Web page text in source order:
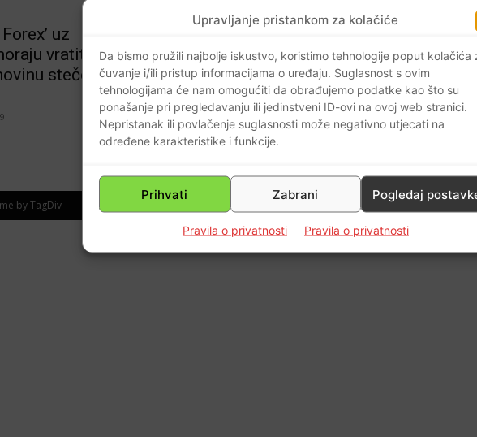
Upravljanje pristankom za kolačiće
Da bismo pružili najbolje iskustvo, koristimo tehnologije poput kolačića
čuvanje i/ili pristup informacijama o uređaju. Suglasnost s ovim
tehnologijama će nam omogućiti da obrađujemo podatke kao što su
ponašanje pri pregledavanju ili jedinstveni ID-ovi na ovoj web stranici.
Nepristanak ili povlačenje suglasnosti može negativno utjecati na
određene karakteristike i funkcije.
Prihvati Zabrani Pogledaj
Pravila o privatnosti Pravila o privatnosti
uz
vratiti 65
stečenu
by TagDiv